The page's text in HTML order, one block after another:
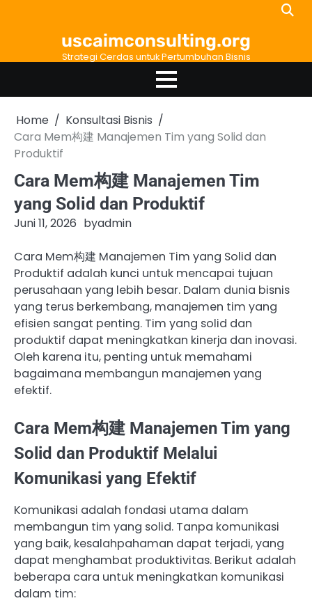
uscaimconsulting.org
Strategi Cerdas untuk Pertumbuhan Bisnis
Home
Konsultasi Bisnis
Cara Mem构建 Manajemen Tim yang Solid dan
Produktif
Cara Mem构建 Manajemen Tim
yang Solid dan Produktif
Juni 11, 2026 byadmin
Cara Mem构建 Manajemen Tim yang Solid dan
Produktif adalah kunci untuk mencapai tujuan
perusahaan yang lebih besar. Dalam dunia bisnis
yang terus berkembang, manajemen tim yang
efisien sangat penting. Tim yang solid dan
produktif dapat meningkatkan kinerja dan inovasi.
Oleh karena itu, penting untuk memahami
bagaimana membangun manajemen yang
efektif.
Cara Mem构建 Manajemen Tim yang
Solid dan Produktif Melalui
Komunikasi yang Efektif
Komunikasi adalah fondasi utama dalam
membangun tim yang solid. Tanpa komunikasi
yang baik, kesalahpahaman dapat terjadi, yang
dapat menghambat produktivitas. Berikut adalah
beberapa cara untuk meningkatkan komunikasi
dalam tim: